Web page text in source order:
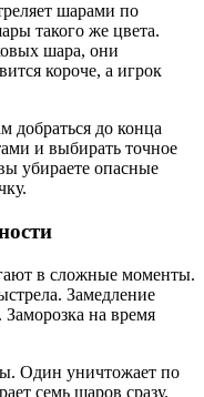
шарами по
такого же цвета.
шара, они
короче, а игрок
добраться до конца
и выбирать точное
убираете опасные
в сложные моменты.
Замедление
на время
Один уничтожает по
семь шаров сразу.